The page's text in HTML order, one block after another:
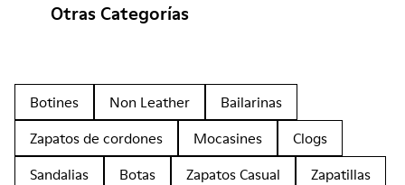
Otras Categorías
Botines Non Leather
Bailarinas
Zapatos de cordones
Mocasines
Clogs
Sandalias
Botas Zapatos Casual
Zapatillas